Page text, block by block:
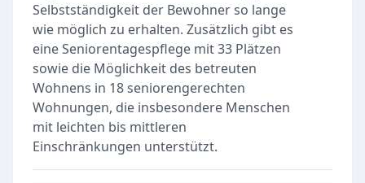
Selbstständigkeit der Bewohner so lange
wie möglich zu erhalten. Zusätzlich gibt es
eine Seniorentagespflege mit 33 Plätzen
sowie die Möglichkeit des betreuten
Wohnens in 18 seniorengerechten
Wohnungen, die insbesondere Menschen
mit leichten bis mittleren
Einschränkungen unterstützt.